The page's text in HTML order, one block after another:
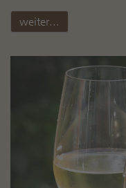
weiter...